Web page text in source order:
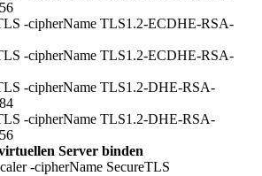
-cipherName TLS1.2-ECDHE-RSA-
-cipherName TLS1.2-ECDHE-RSA-
-cipherName TLS1.2-DHE-RSA-
-cipherName TLS1.2-DHE-RSA-
Server binden
-cipherName SecureTLS